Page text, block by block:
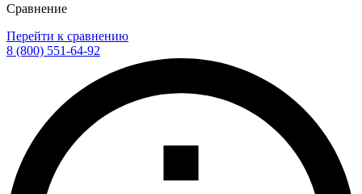
Сравнение
Перейти к сравнению
8 (800) 551-64-92